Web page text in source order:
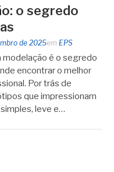
o segredo
de 2025em EPS
modelação é o segredo
encontrar o melhor
Por trás de
que impressionam
leve e…